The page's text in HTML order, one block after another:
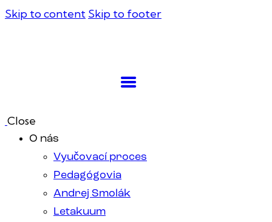
Skip to content Skip to footer
Close
O nás
Vyučovací proces
Pedagógovia
Andrej Smolák
Letakuum